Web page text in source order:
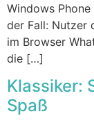
Windows
der Fall: Nutzer
im Browser
die […]
Klassiker:
Spaß